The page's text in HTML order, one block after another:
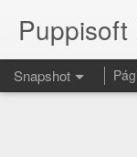
Puppisoft
Snapshot